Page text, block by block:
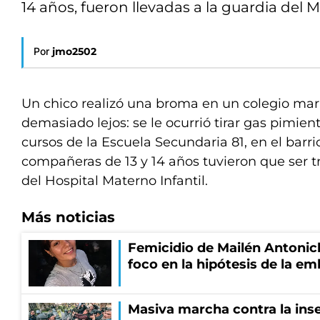
14 años, fueron llevadas a la guardia del
Por jmo2502
Un chico realizó una broma en un colegio
demasiado lejos: se le ocurrió tirar gas
cursos de la Escuela Secundaria 81, en el
compañeras de 13 y 14 años tuvieron que ser
del Hospital Materno Infantil.
Más noticias
Femicidio de Mailén
foco en la hipótesis de la
Masiva marcha contra la